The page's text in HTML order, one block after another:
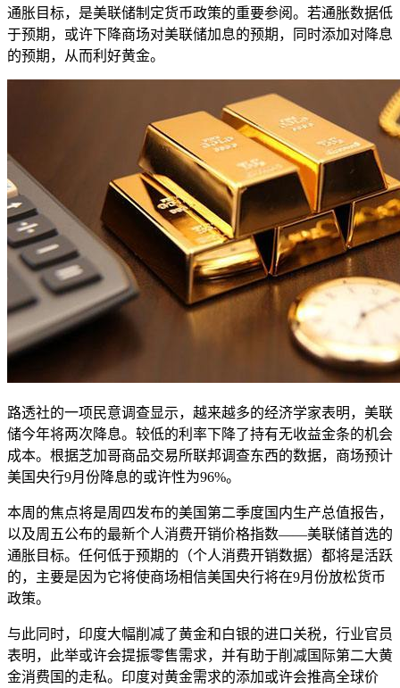
通胀目标，是美联储制定货币政策的重要参阅。若通胀数据低
于预期，或许下降商场对美联储加息的预期，同时添加对降息
的预期，从而利好黄金。
路透社的一项民意调查显示，越来越多的经济学家表明，美联
储今年将两次降息。较低的利率下降了持有无收益金条的机会
成本。根据芝加哥商品交易所联邦调查东西的数据，商场预计
美国央行9月份降息的或许性为96%。
本周的焦点将是周四发布的美国第二季度国内生产总值报告，
以及周五公布的最新个人消费开销价格指数——美联储首选的
通胀目标。任何低于预期的（个人消费开销数据）都将是活跃
的，主要是因为它将使商场相信美国央行将在9月份放松货币
政策。
与此同时，印度大幅削减了黄金和白银的进口关税，行业官员
表明，此举或许会提振零售需求，并有助于削减国际第二大黄
金消费国的走私。印度对黄金需求的添加或许会推高全球价